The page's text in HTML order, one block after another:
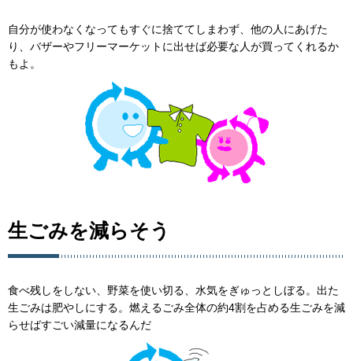
自分が使わなくなってもすぐに捨ててしまわず、他の人にあげた
り、バザーやフリーマーケットに出せば必要な人が買ってくれるか
もよ。
生ごみを減らそう
食べ残しをしない、野菜を使い切る、水気をぎゅっとしぼる。出た
生ごみは肥やしにする。燃えるごみ全体の約4割を占める生ごみを減
らせばすごい減量になるんだ